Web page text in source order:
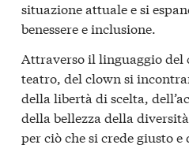
situazione attuale e si
benessere e inclusione.
Attraverso il linguaggio del
teatro, del clown si
della libertà di scelta,
della bellezza della
per ciò che si crede giusto